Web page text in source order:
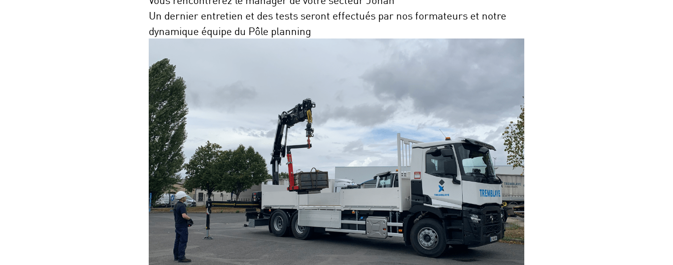
Un dernier entretien et des tests seront effectués par nos formateurs et notre
dynamique équipe du Pôle planning